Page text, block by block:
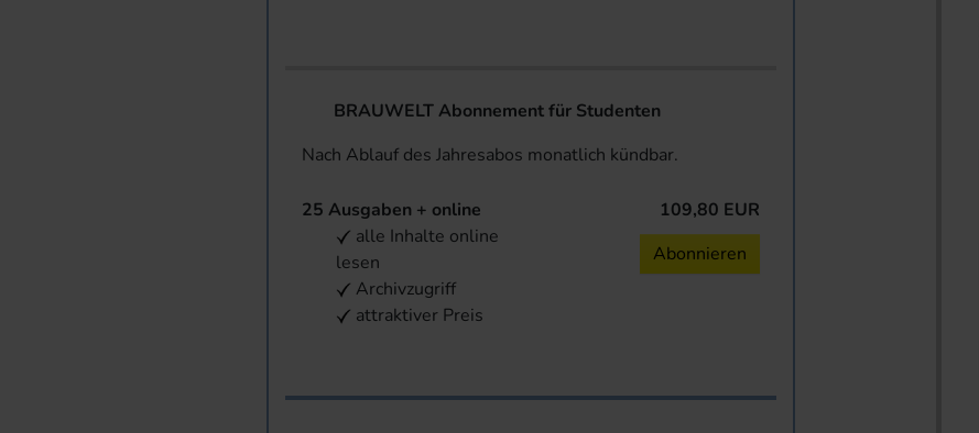
BRAUWELT Abonnement für Studenten
Nach Ablauf des Jahresabos monatlich kündbar.
25 Ausgaben + online
alle Inhalte online
lesen
Archivzugriff
attraktiver Preis
109,80 EUR
Abonnieren